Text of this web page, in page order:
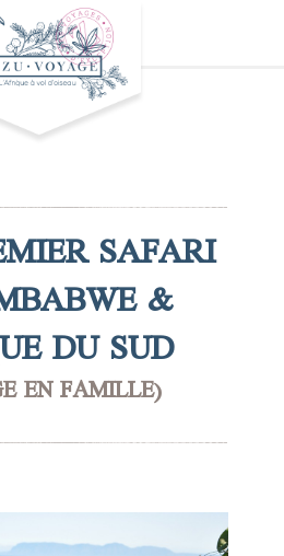
SAFARI
&
DU SUD
EN FAMILLE)